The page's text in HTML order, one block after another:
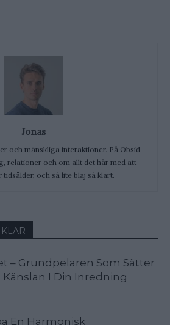
Jonas
och mänskliga interaktioner. På Obsid
relationer och om allt det här med att
tidsålder, och så lite blaj så klart.
– Grundpelaren Som Sätter
Känslan I Din Inredning
En Harmonisk